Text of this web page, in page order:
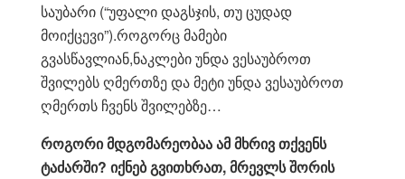
საუბარი (“უფალი დაგსჯის, თუ ცუდად
მოიქცევი”).როგორც მამები
გვასწავლიან,ნაკლები უნდა ვესაუბროთ
შვილებს ღმერთზე და მეტი უნდა ვესაუბროთ
ღმერთს ჩვენს შვილებზე…
როგორი მდგომარეობაა ამ მხრივ თქვენს
ტაძარში? იქნებ გვითხრათ, მრევლს შორის